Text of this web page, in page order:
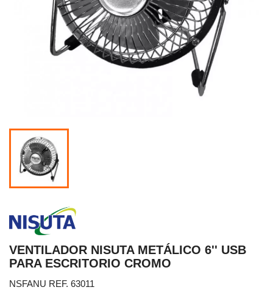
VENTILADOR NISUTA METÁLICO 6'' USB
PARA ESCRITORIO CROMO
NSFANU REF. 63011